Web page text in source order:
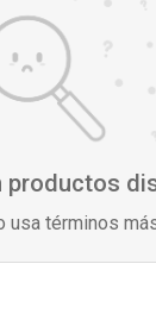
productos
usa términos